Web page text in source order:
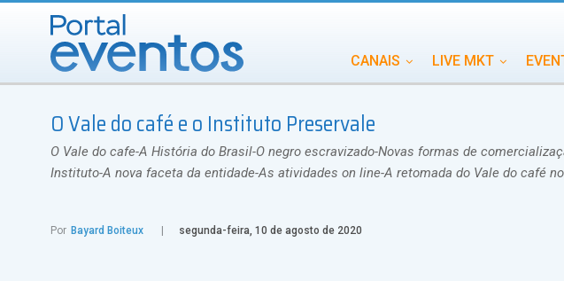
CANAIS LIVE MKT
INCENTIVOS INTERNACIONAL
O Vale do café e o Instituto Preservale
O Vale do cafe-A História do Brasil-O negro escravizado-Novas formas de
Instituto-A nova faceta da entidade-As atividades on line-A retomada do Vale do café
Por Bayard Boiteux segunda-feira, 10 de agosto de 2020